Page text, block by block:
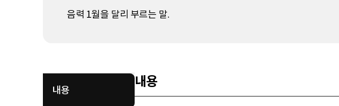
음력 1월을 달리 부르는 말.
내용
내용